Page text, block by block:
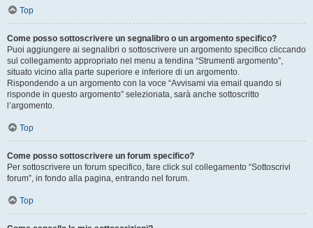
Top
Come posso sottoscrivere un segnalibro o un argomento specifico?
Puoi aggiungere ai segnalibri o sottoscrivere un argomento specifico cliccando
sul collegamento appropriato nel menu a tendina “Strumenti argomento”,
situato vicino alla parte superiore e inferiore di un argomento.
Rispondendo a un argomento con la voce “Avvisami via email quando si
risponde in questo argomento” selezionata, sarà anche sottoscritto
l’argomento.
Top
Come posso sottoscrivere un forum specifico?
Per sottoscrivere un forum specifico, fare click sul collegamento “Sottoscrivi
forum”, in fondo alla pagina, entrando nel forum.
Top